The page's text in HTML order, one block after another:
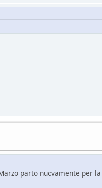
parto nuovamente per la